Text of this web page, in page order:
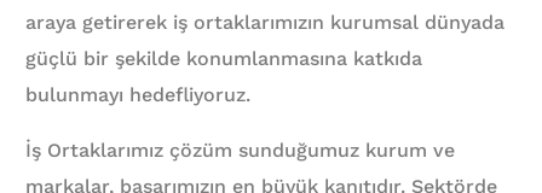
araya getirerek iş ortaklarımızın kurumsal dünyada
güçlü bir şekilde konumlanmasına katkıda
bulunmayı hedefliyoruz.
İş Ortaklarımız çözüm sunduğumuz kurum ve
markalar, başarımızın en büyük kanıtıdır. Sektörde